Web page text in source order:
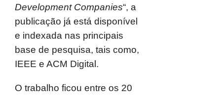
Development Companies“, a
publicação já está disponível
e indexada nas principais
base de pesquisa, tais como,
IEEE e ACM Digital.
O trabalho ficou entre os 20